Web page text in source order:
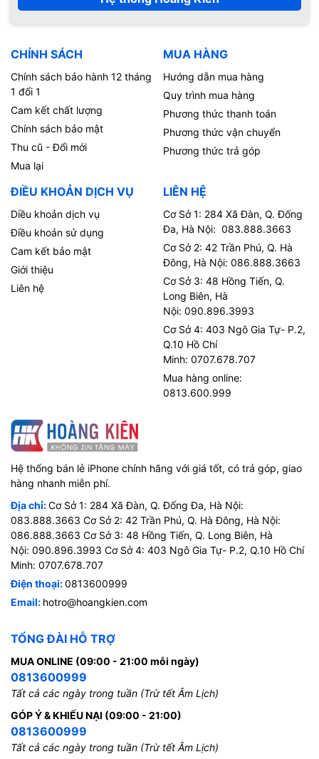
CHÍNH SÁCH
Chính sách bảo hành 12 tháng
1 đổi 1
Cam kết chất lượng
Chính sách bảo mật
Thu cũ - Đổi mới
Mua lại
MUA HÀNG
Hướng dẫn mua hàng
Quy trình mua hàng
Phương thức thanh toán
Phương thức vận chuyển
Phương thức trả góp
ĐIỀU KHOẢN DỊCH VỤ
Diều khoản dịch vụ
Điều khoản sử dụng
Cam kết bảo mật
Giới thiệu
Liên hệ
LIÊN HỆ
Cơ Sở 1: 284 Xã Đàn, Q. Đống
Đa, Hà Nội: 083.888.3663
Cơ Sở 2: 42 Trần Phú, Q. Hà
Đông, Hà Nội: 086.888.3663
Cơ Sở 3: 48 Hồng Tiến, Q.
Long Biên, Hà
Nội: 090.896.3993
Cơ Sở 4: 403 Ngô Gia Tự- P.2,
Q.10 Hồ Chí
Minh: 0707.678.707
Mua hàng online:
0813.600.999
Hệ thống bán lẻ iPhone chính hãng với giá tốt, có trả góp, giao
hàng nhanh miễn phí.
Địa chỉ:Cơ Sở 1: 284 Xã Đàn, Q. Đống Đa, Hà Nội:
083.888.3663 Cơ Sở 2: 42 Trần Phú, Q. Hà Đông, Hà Nội:
086.888.3663 Cơ Sở 3: 48 Hồng Tiến, Q. Long Biên, Hà
Nội: 090.896.3993 Cơ Sở 4: 403 Ngô Gia Tự- P.2, Q.10 Hồ Chí
Minh: 0707.678.707
Điện thoại:0813600999
Email: hotro@hoangkien.com
TỔNG ĐÀI HỖ TRỢ
MUA ONLINE (09:00 - 21:00 mỗi ngày)
0813600999
Tất cả các ngày trong tuần (Trừ tết Âm Lịch)
GÓP Ý & KHIẾU NẠI (09:00 - 21:00)
0813600999
Tất cả các ngày trong tuần (Trừ tết Âm Lịch)